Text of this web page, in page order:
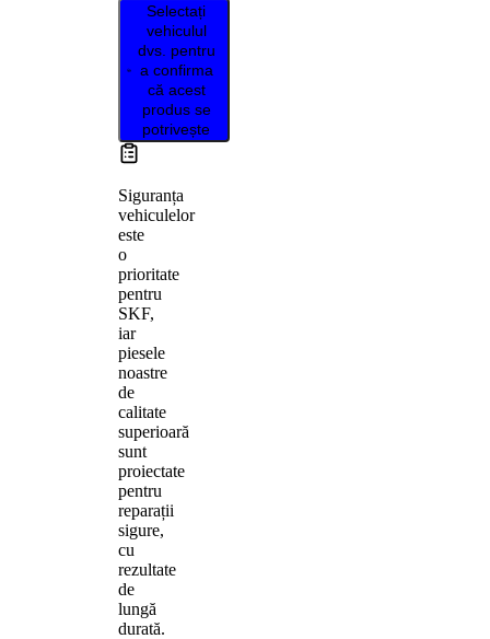
Selectați
vehiculul
dvs. pentru
a confirma
că acest
produs se
potrivește
Siguranța
vehiculelor
este
o
prioritate
pentru
SKF,
iar
piesele
noastre
de
calitate
superioară
sunt
proiectate
pentru
reparații
sigure,
cu
rezultate
de
lungă
durată.